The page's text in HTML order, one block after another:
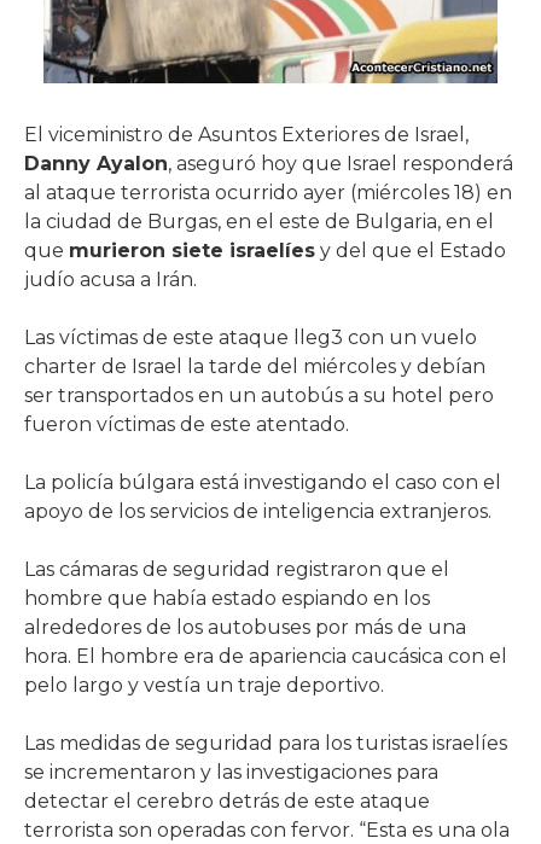
El viceministro de Asuntos Exteriores de Israel,
Danny Ayalon, aseguró hoy que Israel responderá
al ataque terrorista ocurrido ayer (miércoles 18) en
la ciudad de Burgas, en el este de Bulgaria, en el
que murieron siete israelíes y del que el Estado
judío acusa a Irán.
Las víctimas de este ataque lleg3 con un vuelo
charter de Israel la tarde del miércoles y debían
ser transportados en un autobús a su hotel pero
fueron víctimas de este atentado.
La policía búlgara está investigando el caso con el
apoyo de los servicios de inteligencia extranjeros.
Las cámaras de seguridad registraron que el
hombre que había estado espiando en los
alrededores de los autobuses por más de una
hora. El hombre era de apariencia caucásica con el
pelo largo y vestía un traje deportivo.
Las medidas de seguridad para los turistas israelíes
se incrementaron y las investigaciones para
detectar el cerebro detrás de este ataque
terrorista son operadas con fervor. “Esta es una ola